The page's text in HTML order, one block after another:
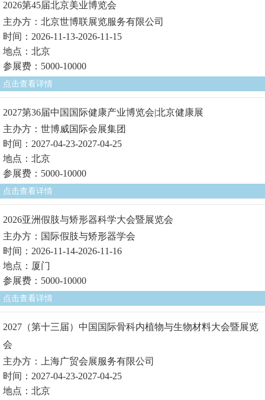
2026第45届北京美业博览会
主办方：北京世博联展览服务有限公司
时间：2026-11-13-2026-11-15
地点：北京
参展费：5000-10000
点击查看详情
2027第36届中国国际健康产业博览会|北京健康展
主办方：世博威国际会展集团
时间：2027-04-23-2027-04-25
地点：北京
参展费：5000-10000
点击查看详情
2026亚洲假肢与矫形器科学大会暨展览会
主办方：国际假肢与矫形器学会
时间：2026-11-14-2026-11-16
地点：厦门
参展费：5000-10000
点击查看详情
2027（第十三届）中国国际骨科内植物与生物材料大会暨展览
会
主办方：上海广贸会展服务有限公司
时间：2027-04-23-2027-04-25
地点：北京